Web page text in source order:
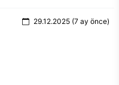
29.12.2025 (7 ay önce)